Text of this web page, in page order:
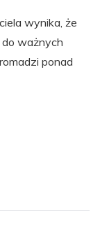
wynika, że
do ważnych
ponad